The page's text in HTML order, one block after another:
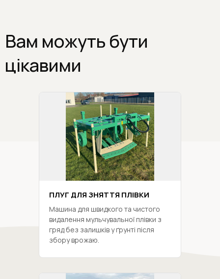
Вам можуть бути
цікавими
ПЛУГ ДЛЯ ЗНЯТТЯ ПЛІВКИ
Машина для швидкого та чистого
видалення мульчувальної плівки з
гряд без залишків у ґрунті після
збору врожаю.